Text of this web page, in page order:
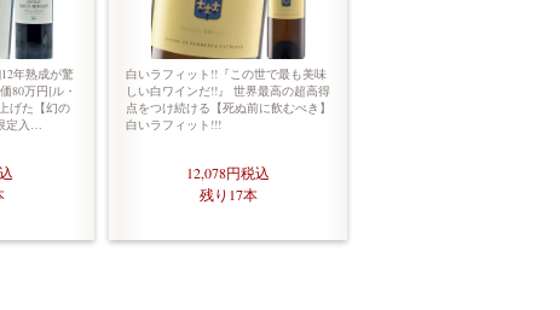
年熟成が驚
80万円[ル・
げた【幻の
定入…
白いラフィット!!『この世で最も美味
しい白ワインだ!!』 世界最高の超高得
点をつけ続ける【死ぬ前に飲むべき】
白いラフィット!!!
12,078円税込
残り17本